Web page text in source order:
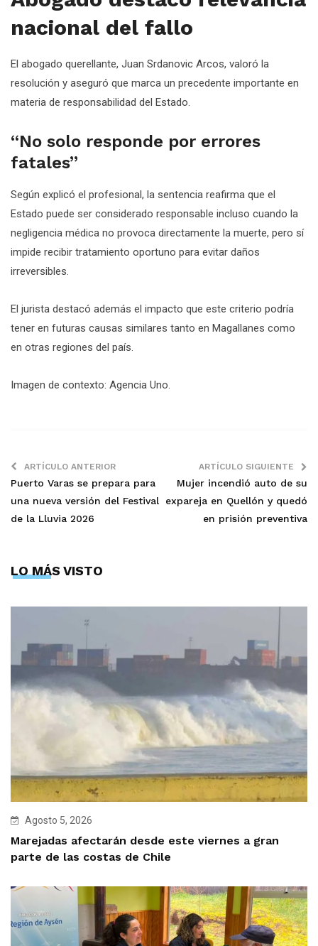
nacional del fallo
El abogado querellante, Juan Srdanovic Arcos, valoró la
resolución y aseguró que marca un precedente importante en
materia de responsabilidad del Estado.
“No solo responde por errores
fatales”
Según explicó el profesional, la sentencia reafirma que el
Estado puede ser considerado responsable incluso cuando la
negligencia médica no provoca directamente la muerte, pero sí
impide recibir tratamiento oportuno para evitar daños
irreversibles.
El jurista destacó además el impacto que este criterio podría
tener en futuras causas similares tanto en Magallanes como
en otras regiones del país.
Imagen de contexto: Agencia Uno.
ARTÍCULO ANTERIOR
Puerto Varas se prepara para
una nueva versión del Festival
de la Lluvia 2026
ARTÍCULO SIGUIENTE
Mujer incendió auto de su
expareja en Quellón y quedó
en prisión preventiva
LO MÁS VISTO
Agosto 5, 2026
Marejadas afectarán desde este viernes a gran
parte de las costas de Chile